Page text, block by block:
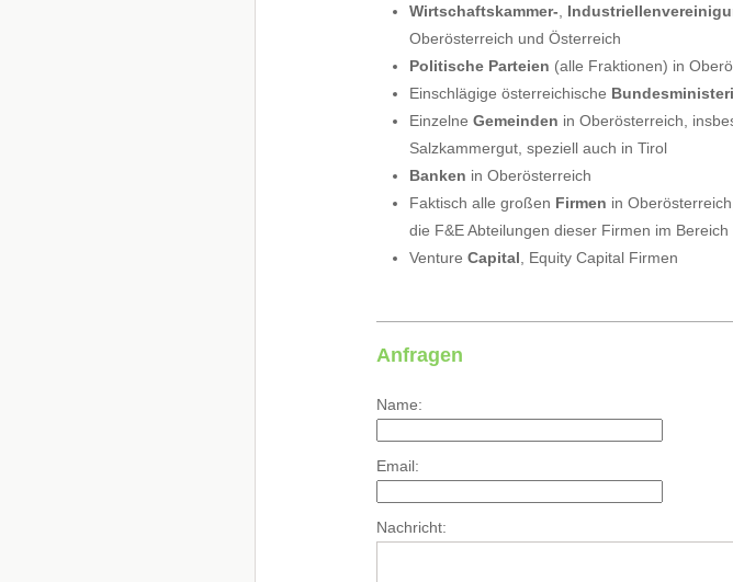
Wirtschaftskammer-
Oberösterreich und Österreich
Politische Parteien (alle Fraktionen) in
Einschlägige österreichische
Einzelne Gemeinden in Oberösterreich,
Salzkammergut, speziell auch in Tirol
Banken in Oberösterreich
Faktisch alle großen Firmen in
die F&E Abteilungen dieser Firmen im Bereich
Venture Capital , Equity Capital Firmen
Anfragen
Name:
Email:
Nachricht: